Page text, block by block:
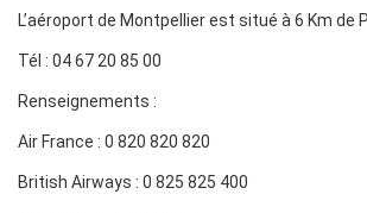
L’aéroport de Montpellier est situé à 6 Km de
Tél : 04 67 20 85 00
Renseignements :
Air France : 0 820 820 820
British Airways : 0 825 825 400